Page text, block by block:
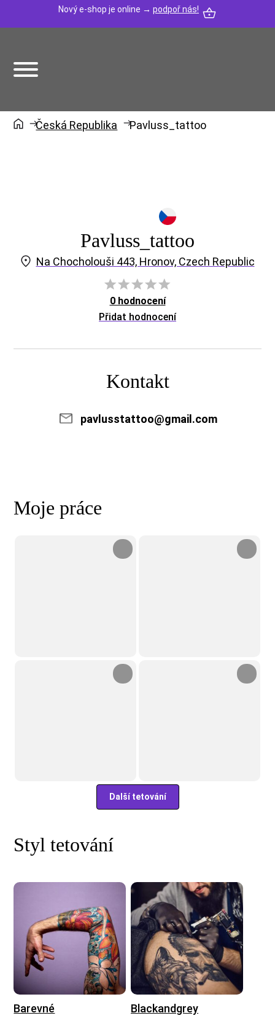
Nový e-shop je online → podpoř nás!
Česká Republika Pavluss_tattoo
Pavluss_tattoo
Na Chocholouši 443, Hronov, Czech Republic
0 hodnocení
Přidat hodnocení
Kontakt
pavlusstattoo@gmail.com
Moje práce
Další tetování
Styl tetování
Barevné Blackandgrey